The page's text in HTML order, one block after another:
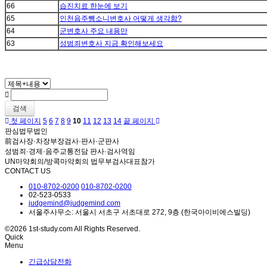
66
습진치료 한눈에 보기
65
인천음주뺑소니변호사 어떻게 생각함?
64
군변호사 주요 내용만
63
성범죄변호사 지금 확인해보세요
검색
첫 페이지 5 6 7 8 9 10 11 12 13 14 끝 페이지
판심법무법인
前검사장·차장부장검사·판사·군판사
성범죄·경제·음주교통전담 판사·검사역임
UN마약회의/방콕마약회의 법무부검사대표참가
CONTACT US
010-8702-0200 010-8702-0200
02-523-0533
judgemind@judgemind.com
서울주사무소: 서울시 서초구 서초대로 272, 9층 (한국아이비에스빌딩)
©2026 1st-study.com All Rights Reserved.
Quick
Menu
긴급상담전화